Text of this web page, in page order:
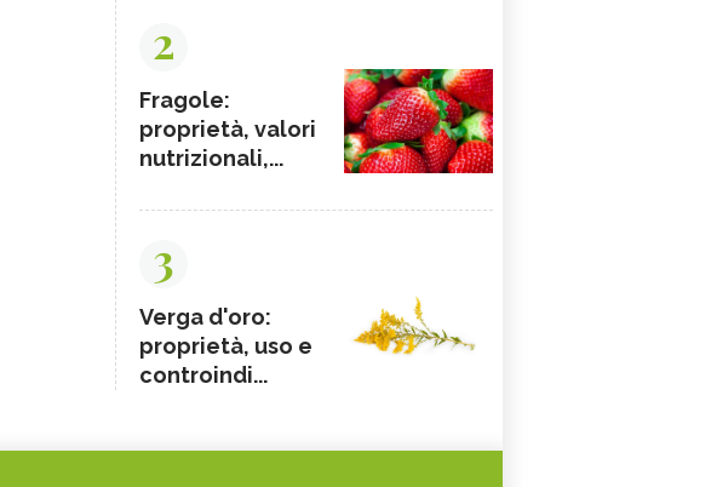
2
Fragole:
proprietà, valori
nutrizionali,...
3
Verga d'oro:
proprietà, uso e
controindi...